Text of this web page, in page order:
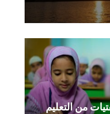
من التعليم